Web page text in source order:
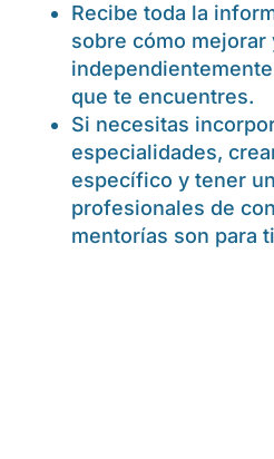
Recibe toda la
sobre cómo mejorar
que te encuentres.
Si necesitas
especialidades,
específico y tener
profesionales de
mentorías son para